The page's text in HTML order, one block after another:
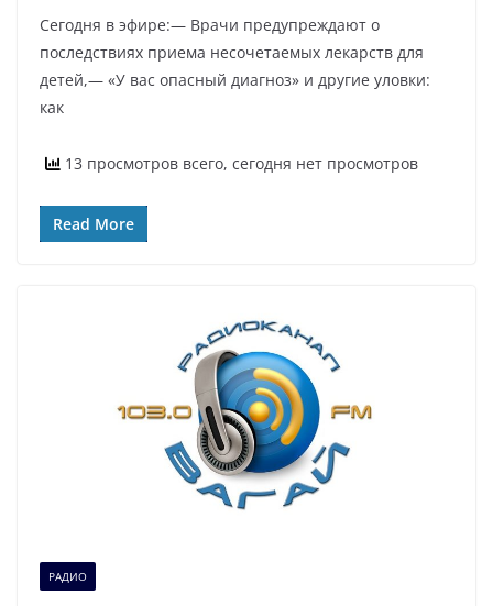
Сегодня в эфире:— Врачи предупреждают о
последствиях приема несочетаемых лекарств для
детей,— «У вас опасный диагноз» и другие уловки:
как
13 просмотров всего, сегодня нет просмотров
Read More
РАДИО